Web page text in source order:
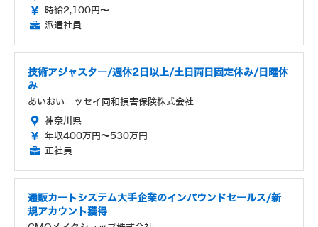
時給2,100円～
派遣社員
技術アジャスター/週休2日以上/土日両日固定休み/日曜休
み
あいおいニッセイ同和損害保険株式会社
神奈川県
年収400万円～530万円
正社員
通販カートシステム大手企業のインバウンドセールス/新
規アカウント獲得